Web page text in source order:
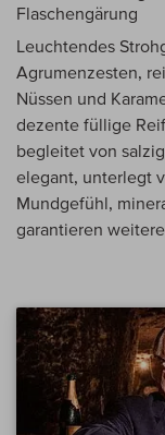
Flaschengärung
Leuchtendes
Agrumenzesten,
Nüssen und
dezente füllige
begleitet von
elegant, unterlegt
Mundgefühl,
garantieren